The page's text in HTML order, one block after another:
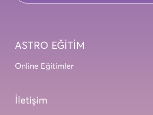
ASTRO EĞİTİM
Online Eğitimler
İletişim